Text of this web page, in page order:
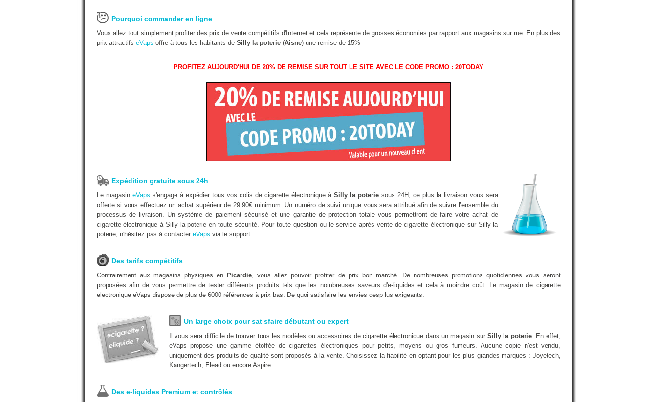
Pourquoi commander en ligne
Vous allez tout simplement profiter des prix de vente compétitifs d'Internet et cela représente de grosses économies par rapport aux magasins sur rue. En plus des
prix attractifs eVaps offre à tous les habitants de Silly la poterie(Aisne) une remise de 15%
PROFITEZ AUJOURD'HUI DE 20% DE REMISE SUR TOUT LE SITE AVEC LE CODE PROMO : 20TODAY
Expédition gratuite sous 24h
Le magasin eVaps s'engage à expédier tous vos colis de cigarette électronique à Silly la poteriesous 24H, de plus la livraison vous sera
offerte si vous effectuez un achat supérieur de 29,90€ minimum. Un numéro de suivi unique vous sera attribué afin de suivre l’ensemble du
processus de livraison. Un système de paiement sécurisé et une garantie de protection totale vous permettront de faire votre achat de
cigarette électronique à Silly la poterie en toute sécurité. Pour toute question ou le service après vente de cigarette électronique sur Silly la
poterie, n'hésitez pas à contacter eVaps via le support.
Des tarifs compétitifs
Contrairement aux magasins physiques en Picardie, vous allez pouvoir profiter de prix bon marché. De nombreuses promotions quotidiennes vous seront
proposées afin de vous permettre de tester différents produits tels que les nombreuses saveurs d'e-liquides et cela à moindre coût. Le magasin de cigarette
electronique eVaps dispose de plus de 6000 références à prix bas. De quoi satisfaire les envies desp lus exigeants.
Un large choix pour satisfaire débutant ou expert
Il vous sera difficile de trouver tous les modèles ou accessoires de cigarette électronique dans un magasin surSilly la poterie. En effet,
eVaps propose une gamme étoffée de cigarettes électroniques pour petits, moyens ou gros fumeurs. Aucune copie n'est vendu,
uniquement des produits de qualité sont proposés à la vente. Choisissez la fiabilité en optant pour les plus grandes marques : Joyetech,
Kangertech, Elead ou encore Aspire.
Des e-liquides Premium et contrôlés